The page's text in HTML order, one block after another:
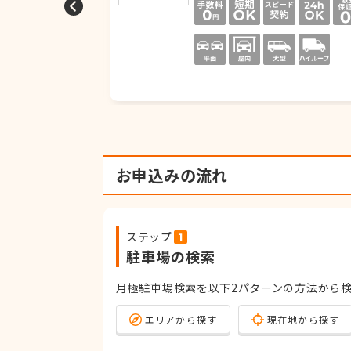
お申込みの流れ
ステップ
駐車場の検索
月極駐車場検索を以下2パターンの方法から
エリアから探す 現在地から探す